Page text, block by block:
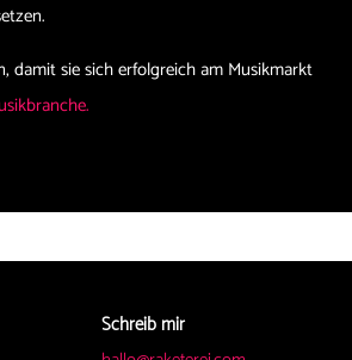
damit sie sich erfolgreich am Musikmarkt
Schreib mir